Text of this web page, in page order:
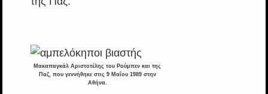
Μακαπαγκάλ Αριστοτέλης του Ρούμπεν και της
Παζ, που γεννήθηκε στις 9 Μαΐου 1989 στην
Αθήνα.